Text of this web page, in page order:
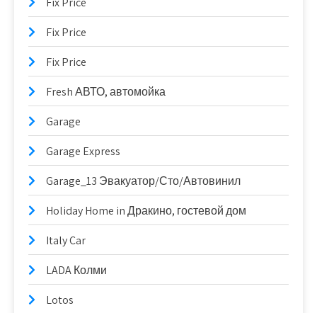
Fix Price
Fix Price
Fresh АВТО, автомойка
Garage
Garage Express
Garage_13 Эвакуатор/Сто/Автовинил
Holiday Home in Дракино, гостевой дом
Italy Car
LADA Колми
Lotos